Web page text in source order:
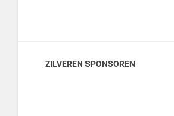
ZILVEREN SPONSOREN